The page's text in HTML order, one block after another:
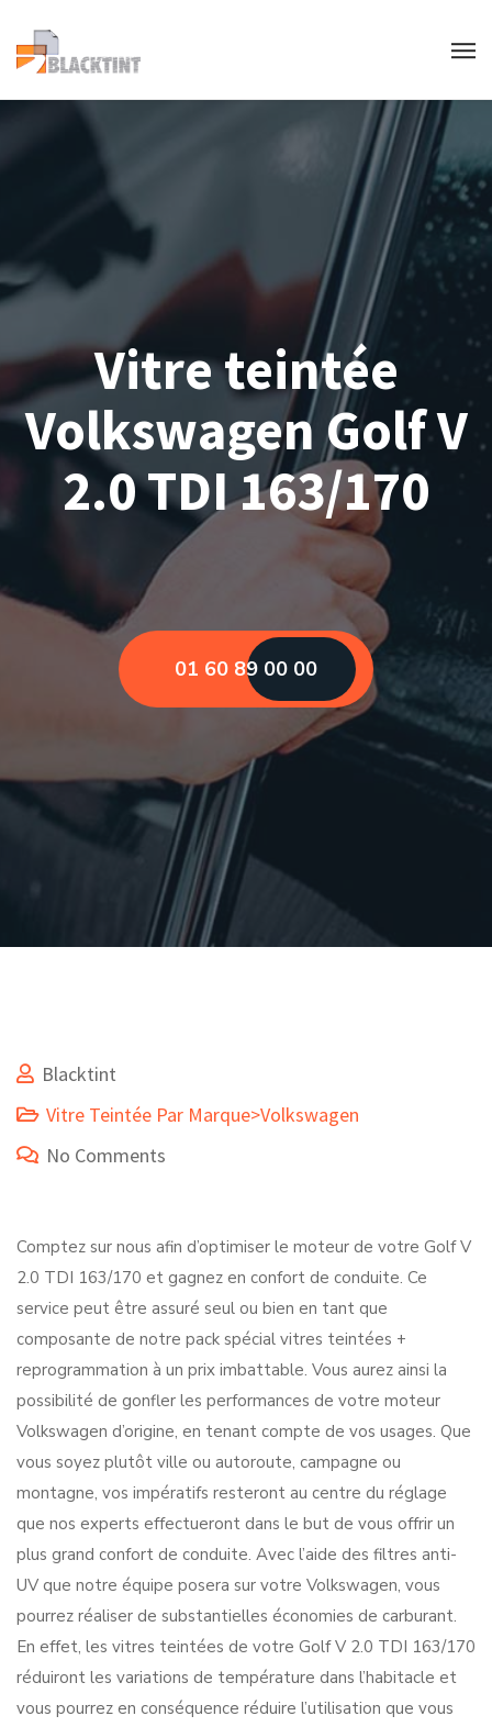
Vitre teintée
Volkswagen Golf V
2.0 TDI 163/170
01 60 89 00 00
Blacktint
Vitre Teintée Par Marque>Volkswagen
No Comments
Comptez sur nous afin d’optimiser le moteur de votre Golf V
2.0 TDI 163/170 et gagnez en confort de conduite. Ce
service peut être assuré seul ou bien en tant que
composante de notre pack spécial vitres teintées +
reprogrammation à un prix imbattable. Vous aurez ainsi la
possibilité de gonfler les performances de votre moteur
Volkswagen d’origine, en tenant compte de vos usages. Que
vous soyez plutôt ville ou autoroute, campagne ou
montagne, vos impératifs resteront au centre du réglage
que nos experts effectueront dans le but de vous offrir un
plus grand confort de conduite. Avec l’aide des filtres anti-
UV que notre équipe posera sur votre Volkswagen, vous
pourrez réaliser de substantielles économies de carburant.
En effet, les vitres teintées de votre Golf V 2.0 TDI 163/170
réduiront les variations de température dans l’habitacle et
vous pourrez en conséquence réduire l’utilisation que vous